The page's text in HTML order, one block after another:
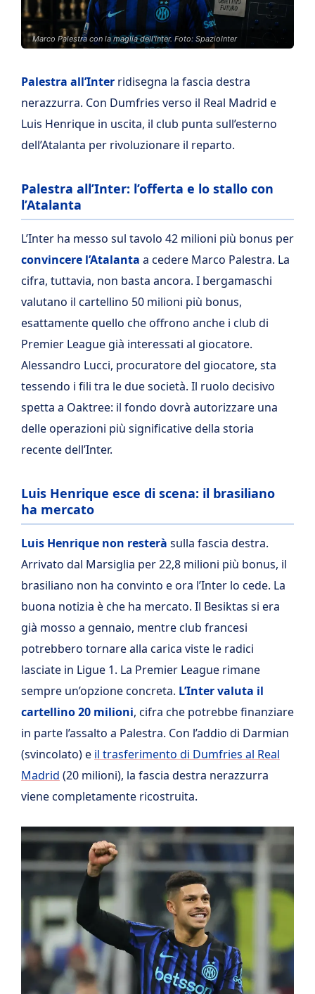
Marco Palestra con la maglia dell'Inter. Foto: SpazioInter
Palestra all’Inter ridisegna la fascia destra
nerazzurra. Con Dumfries verso il Real Madrid e
Luis Henrique in uscita, il club punta sull’esterno
dell’Atalanta per rivoluzionare il reparto.
Palestra all’Inter: l’offerta e lo stallo con
l’Atalanta
L’Inter ha messo sul tavolo 42 milioni più bonus per
convincere l’Atalanta a cedere Marco Palestra. La
cifra, tuttavia, non basta ancora. I bergamaschi
valutano il cartellino 50 milioni più bonus,
esattamente quello che offrono anche i club di
Premier League già interessati al giocatore.
Alessandro Lucci, procuratore del giocatore, sta
tessendo i fili tra le due società. Il ruolo decisivo
spetta a Oaktree: il fondo dovrà autorizzare una
delle operazioni più significative della storia
recente dell’Inter.
Luis Henrique esce di scena: il brasiliano
ha mercato
Luis Henrique non resterà sulla fascia destra.
Arrivato dal Marsiglia per 22,8 milioni più bonus, il
brasiliano non ha convinto e ora l’Inter lo cede. La
buona notizia è che ha mercato. Il Besiktas si era
già mosso a gennaio, mentre club francesi
potrebbero tornare alla carica viste le radici
lasciate in Ligue 1. La Premier League rimane
sempre un’opzione concreta. L’Inter valuta il
cartellino 20 milioni, cifra che potrebbe finanziare
in parte l’assalto a Palestra. Con l’addio di Darmian
(svincolato) e il trasferimento di Dumfries al Real
Madrid (20 milioni), la fascia destra nerazzurra
viene completamente ricostruita.